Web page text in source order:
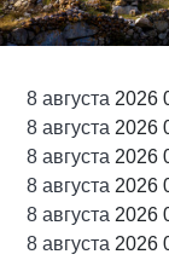
8 августа 2026
8 августа 2026
8 августа 2026
8 августа 2026
8 августа 2026
8 августа 2026